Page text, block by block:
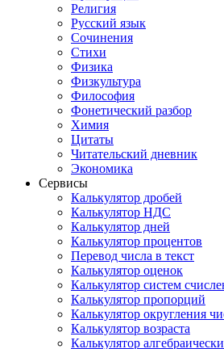
Религия
Русский язык
Сочинения
Стихи
Физика
Физкультура
Философия
Фонетический разбор
Химия
Цитаты
Читательский дневник
Экономика
Сервисы
Калькулятор дробей
Калькулятор НДС
Калькулятор дней
Калькулятор процентов
Перевод числа в текст
Калькулятор оценок
Калькулятор систем
Калькулятор пропорций
Калькулятор округления
Калькулятор возраста
Калькулятор